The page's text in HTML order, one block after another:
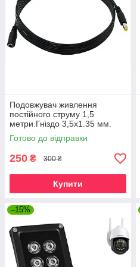
Подовжувач живлення
постійного струму 1,5
метри.Гніздо 3,5x1.35 мм.
Дріт для камер
відеоспостереження 5В
Готово до відправки
250 ₴ 300 ₴
Купити
–15%